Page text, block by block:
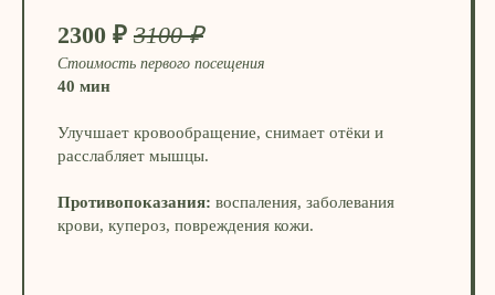
2300 ₽ 3100 ₽
Стоимость первого посещения
40 мин
Улучшает кровообращение, снимает отёки и
расслабляет мышцы.
Противопоказания: воспаления, заболевания
крови, купероз, повреждения кожи.